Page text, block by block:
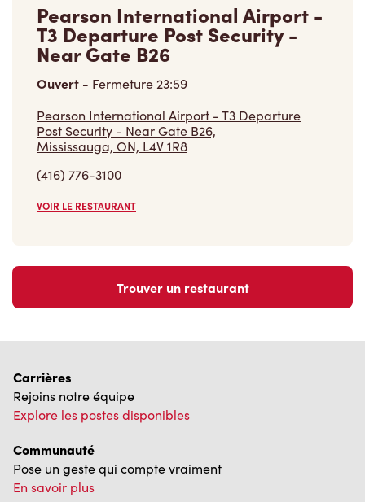
Pearson International Airport -
T3 Departure Post Security -
Near Gate B26
Ouvert - Fermeture23:59
Pearson International Airport - T3 Departure
Post Security - Near Gate B26,
Mississauga, ON, L4V 1R8
(416) 776-3100
VOIR LE RESTAURANT
Trouver un restaurant
Carrières
Rejoins notre équipe
Explore les postes disponibles
Communauté
Pose un geste qui compte vraiment
En savoir plus